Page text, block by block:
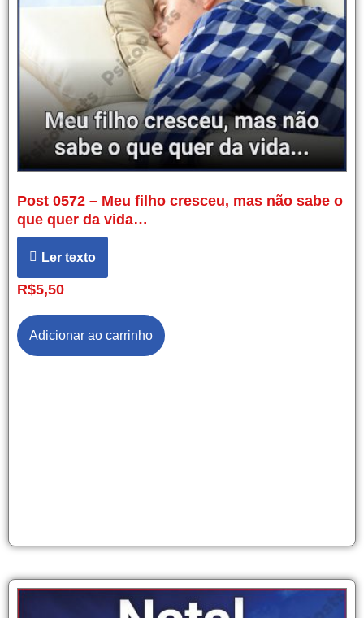
Post 0572 – Meu filho cresceu, mas não sabe o
que quer da vida…
Ler texto
R$5,50
Adicionar ao carrinho